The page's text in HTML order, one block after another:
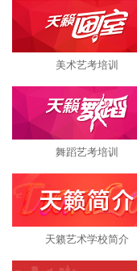
美术艺考培训
舞蹈艺考培训
天籁艺术学校简介